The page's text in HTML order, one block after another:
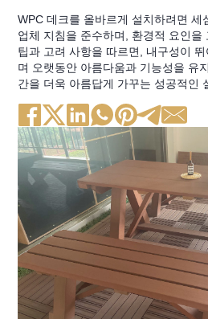
WPC 데크를 올바르게 설치하려면 세
업체 지침을 준수하며, 환경적 요인을
팁과 고려 사항을 따르면, 내구성이
며 오랫동안 아름다움과 기능성을 유
간을 더욱 아름답게 가꾸는 성공적인